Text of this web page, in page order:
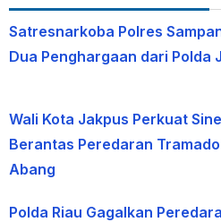
Satresnarkoba Polres
Dua Penghargaan dari Polda
Wali Kota Jakpus Perkuat
Berantas Peredaran
Abang
Polda Riau Gagalkan